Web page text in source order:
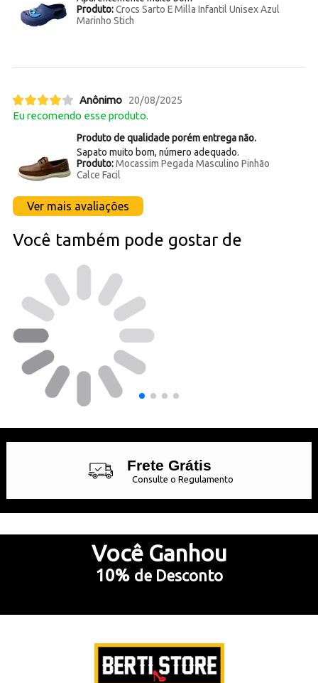
Produto:Crocs Sarto E Milla Infantil Unisex Azul
Marinho Stich
Anônimo
20/08/2025
Eu recomendo esse produto.
Produto de qualidade porém entrega não.
Sapato muito bom, número adequado.
Produto:Mocassim Pegada Masculino Pinhão
Calce Facil
Ver mais avaliações
Você também pode gostar de
Frete Grátis
Consulte o Regulamento
no Cartão de Crédito
5% Desconto
Você Ganhou
10% de Desconto